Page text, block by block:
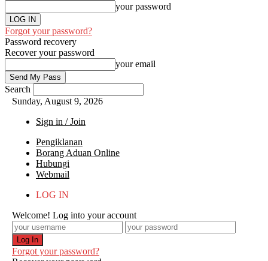
your password
Forgot your password?
Password recovery
Recover your password
your email
Search
Sunday, August 9, 2026
Sign in / Join
Pengiklanan
Borang Aduan Online
Hubungi
Webmail
LOG IN
Welcome! Log into your account
Forgot your password?